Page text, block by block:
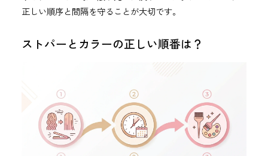
正しい順序と間隔を守ることが大切です。
ストパーとカラーの正しい順番は？